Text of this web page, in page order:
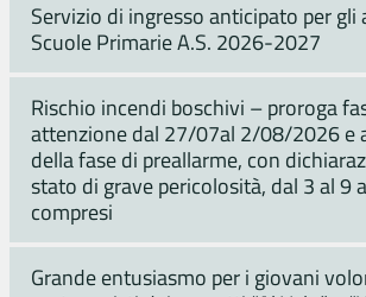
Servizio di ingresso anticipato per gli
Scuole Primarie A.S. 2026-2027
Rischio incendi boschivi – proroga
attenzione dal 27/07al 2/08/2026 e
della fase di preallarme, con
stato di grave pericolosità, dal 3 al 9
compresi
Grande entusiasmo per i giovani